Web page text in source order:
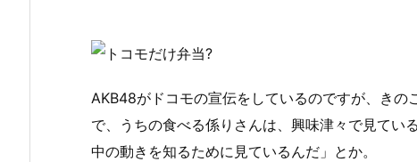
AKB48がドコモの宣伝をしているのですが、きの
で、うちの食べる係りさんは、興味津々で見てい
中の動きを知るために見ているんだ」とか。